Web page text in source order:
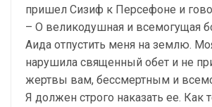
пришел Сизиф к Персефоне и
– О великодушная и всемогущая
Аида отпустить меня на землю.
нарушила священный обет и не
жертвы вам, бессмертным и
Я должен строго наказать ее. Как